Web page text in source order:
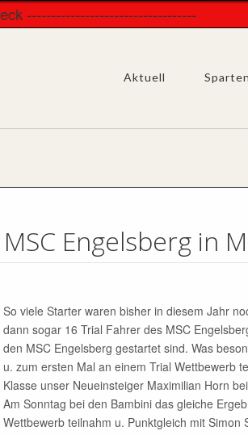
-----------------------------------
Aktuell Sparten
Engelsberg in
So viele Starter waren bisher in diesem Jahr
dann sogar 16 Trial Fahrer des MSC
den MSC Engelsberg gestartet sind. Was
u. zum ersten Mal an einem Trial Wettbewerb
Klasse unser Neueinsteiger Maximilian Horn
Am Sonntag bei den Bambini das gleiche
Wettbewerb teilnahm u. Punktgleich mit